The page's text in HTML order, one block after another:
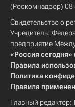
(Роскомнадзор) 08
Свидетельство о
Учредитель:
предприятие
«Россия сегодня»
Правила
Политика
Правила
Главный редактор: